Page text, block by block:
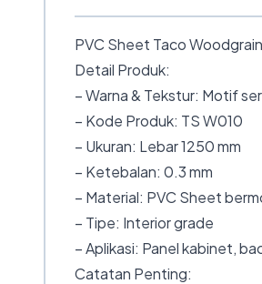
PVC Sheet Taco
Detail Produk:
– Warna & Tekstur: Motif
– Kode Produk: TS W010
– Ukuran: Lebar 1250 mm
– Ketebalan: 0.3 mm
– Material: PVC Sheet
– Tipe: Interior grade
– Aplikasi: Panel kabinet,
Catatan Penting: